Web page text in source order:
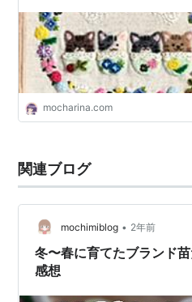
mocharina.com
関連ブログ
mochimiblog • 2年前
冬〜春に育てたブランド
感想